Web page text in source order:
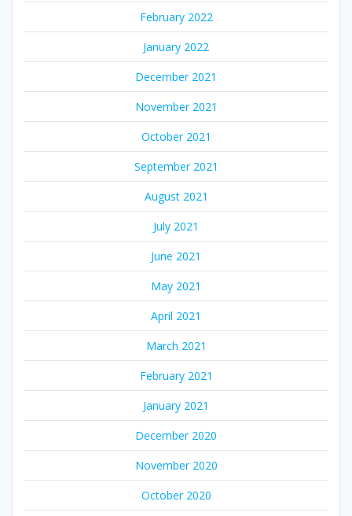
February 2022
January 2022
December 2021
November 2021
October 2021
September 2021
August 2021
July 2021
June 2021
May 2021
April 2021
March 2021
February 2021
January 2021
December 2020
November 2020
October 2020